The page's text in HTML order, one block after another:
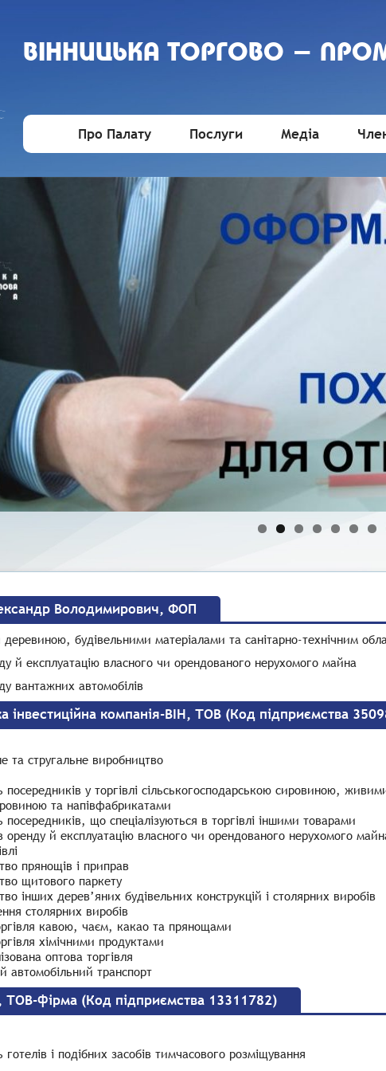
ВIННИЦЬКА ТОРГОВО -
Про Палату Послуги Медіа
Володимирович, ФОП
деревиною, будівельними матеріалами та санітарно-технічним
й експлуатацію власного чи орендованого нерухомого майна
вантажних автомобілів
інвестиційна компанія-ВІН, ТОВ (Код підприємства
та стругальне виробництво
посередників у торгівлі сільськогосподарською сировиною,
та напівфабрикатами
посередників, що спеціалізуються в торгівлі іншими товарами
й експлуатацію власного чи орендованого нерухомого
прянощів і приправ
щитового паркету
інших дерев’яних будівельних конструкцій і столярних виробів
столярних виробів
кавою, чаєм, какао та прянощами
хімічними продуктами
оптова торгівля
автомобільний транспорт
ТОВ-фірма (Код підприємства 13311782)
готелів і подібних засобів тимчасового розміщування